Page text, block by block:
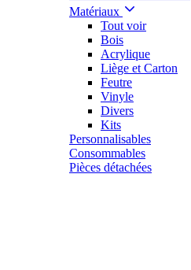
Matériaux
Tout voir
Bois
Acrylique
Liège et Carton
Feutre
Vinyle
Divers
Kits
Personnalisables
Consommables
Pièces détachées